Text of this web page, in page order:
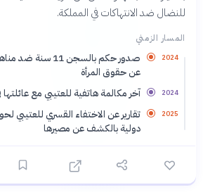
للنضال ضد الانتهاكات في المملكة.
المسار الزمني
2024
صدور حكم بالسجن
عن حقوق المرأة
2024 آخر مكالمة هاتفية للعتيبي مع عائلتها في 15
2025
تقارير عن الاختفاء القسري للعتيبي
دولية بالكشف عن مصيرها